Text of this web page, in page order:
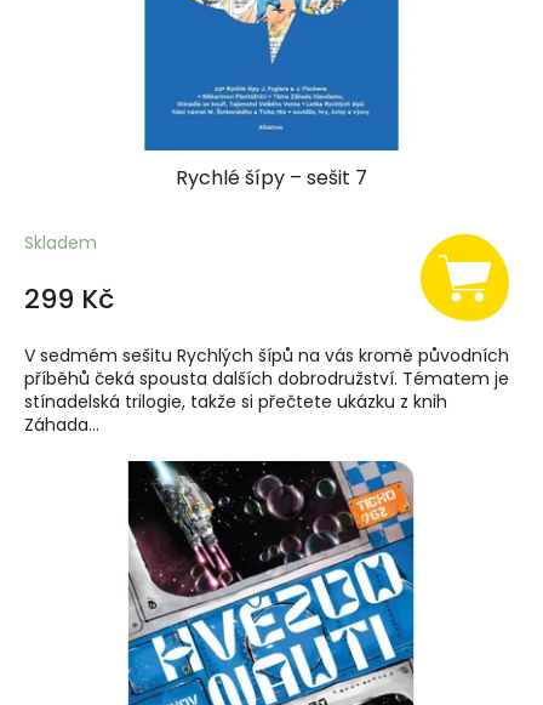
Rychlé šípy – sešit 7
Skladem
299 Kč
V sedmém sešitu Rychlých šípů na vás kromě původních
příběhů čeká spousta dalších dobrodružství. Tématem je
stínadelská trilogie, takže si přečtete ukázku z knih
Záhada...